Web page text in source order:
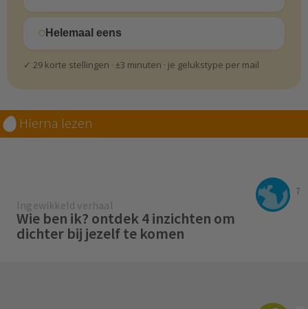
Helemaal eens
✓ 29 korte stellingen · ±3 minuten · je gelukstype per mail
Hierna lezen
7
Ingewikkeld verhaal
Wie ben ik? ontdek 4 inzichten om
dichter bij jezelf te komen